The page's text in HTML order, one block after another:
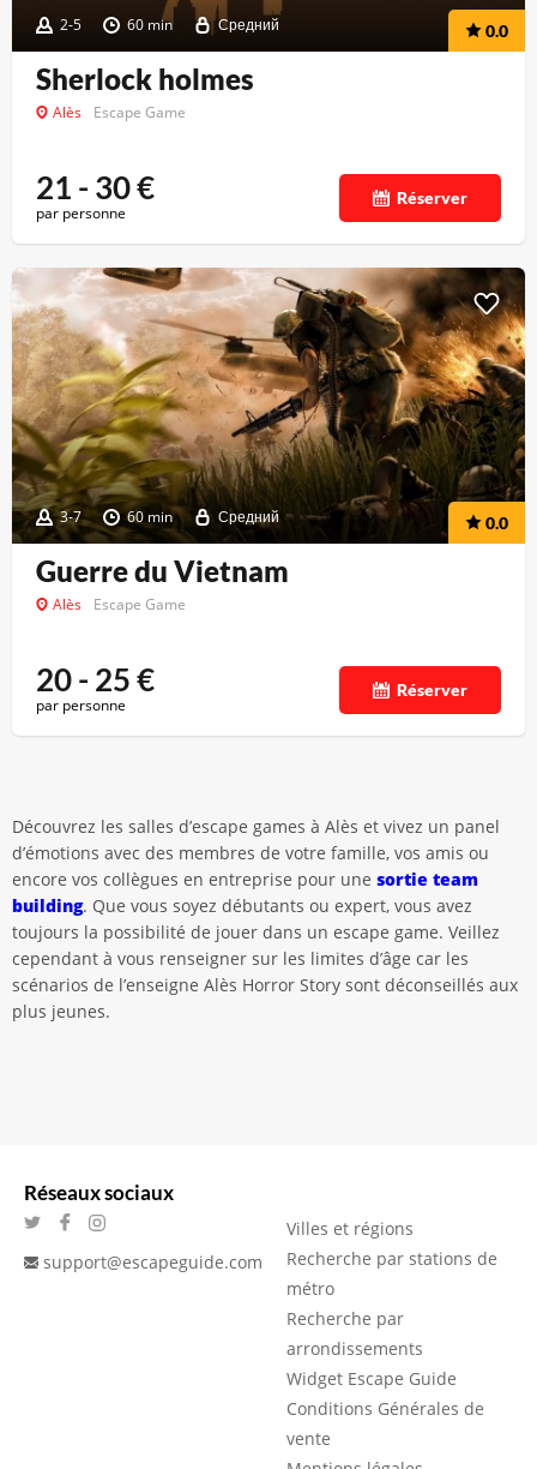
2-5 60 min Средний 0.0
Sherlock holmes
Alès Escape Game
21 - 30€
par personne
Réserver
3-7 60 min Средний 0.0
Guerre du Vietnam
Alès Escape Game
20 - 25€
par personne
Réserver
Découvrez les salles d’escape games à Alès et vivez un panel
d’émotions avec des membres de votre famille, vos amis ou
encore vos collègues en entreprise pour une sortie team
building. Que vous soyez débutants ou expert, vous avez
toujours la possibilité de jouer dans un escape game. Veillez
cependant à vous renseigner sur les limites d’âge car les
scénarios de l’enseigne Alès Horror Story sont déconseillés aux
plus jeunes.
Réseaux sociaux
support@escapeguide.com
Villes et régions
Recherche par stations de
métro
Recherche par
arrondissements
Widget Escape Guide
Conditions Générales de
vente